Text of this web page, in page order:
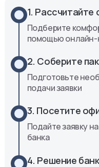
1. Рассчитайте
Подберите
помощью онлайн-
2. Соберите
Подготовьте
подачи заявки
3. Посетите
Подайте заявку
банка
4. Решение